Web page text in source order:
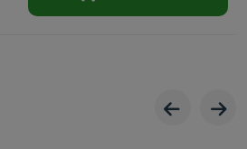
Törékeny: Nem